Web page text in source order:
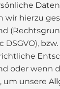
wir hierzu
DSGVO),
oder wenn
um unsere